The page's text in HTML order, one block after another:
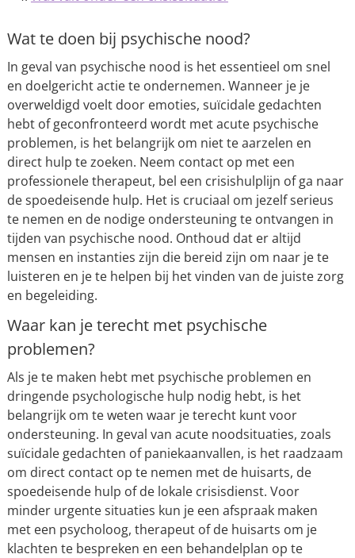
Wat te doen bij psychische nood?
In geval van psychische nood is het essentieel om snel
en doelgericht actie te ondernemen. Wanneer je je
overweldigd voelt door emoties, suïcidale gedachten
hebt of geconfronteerd wordt met acute psychische
problemen, is het belangrijk om niet te aarzelen en
direct hulp te zoeken. Neem contact op met een
professionele therapeut, bel een crisishulplijn of ga naar
de spoedeisende hulp. Het is cruciaal om jezelf serieus
te nemen en de nodige ondersteuning te ontvangen in
tijden van psychische nood. Onthoud dat er altijd
mensen en instanties zijn die bereid zijn om naar je te
luisteren en je te helpen bij het vinden van de juiste zorg
en begeleiding.
Waar kan je terecht met psychische
problemen?
Als je te maken hebt met psychische problemen en
dringende psychologische hulp nodig hebt, is het
belangrijk om te weten waar je terecht kunt voor
ondersteuning. In geval van acute noodsituaties, zoals
suïcidale gedachten of paniekaanvallen, is het raadzaam
om direct contact op te nemen met de huisarts, de
spoedeisende hulp of de lokale crisisdienst. Voor
minder urgente situaties kun je een afspraak maken
met een psycholoog, therapeut of de huisarts om je
klachten te bespreken en een behandelplan op te